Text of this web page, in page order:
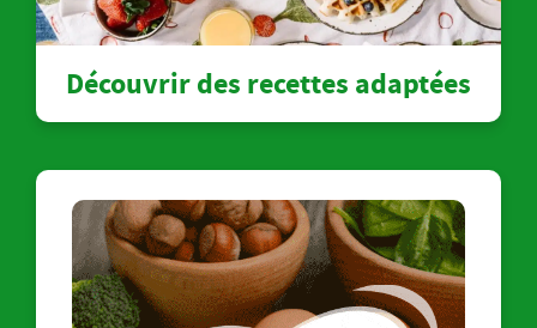
Découvrir des recettes adaptées